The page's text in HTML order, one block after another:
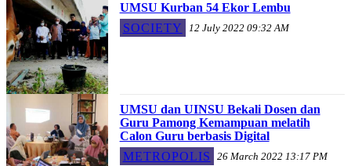
UMSU Kurban 54 Ekor Lembu
SOCIETY
12 July 2022 09:32 AM
UMSU dan UINSU Bekali Dosen dan
Guru Pamong Kemampuan melatih
Calon Guru berbasis Digital
METROPOLIS
26 March 2022 13:17 PM